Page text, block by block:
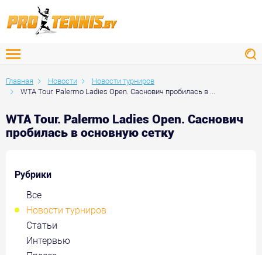
Главная Новости
Новости турниров
WTA Tour. Palermo Ladies Open. Саснович пробилась в ...
WTA Tour. Palermo Ladies Open. Саснович
пробилась в основную сетку
Рубрики
Все
Новости турниров
Статьи
Интервью